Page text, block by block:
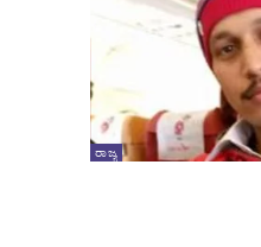
ರಾಜ್ಯ